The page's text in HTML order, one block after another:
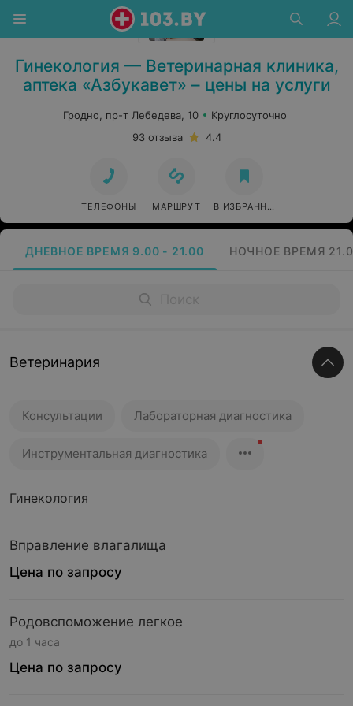
Гинекология — Ветеринарная клиника,
аптека «Азбукавет» – цены на услуги
Гродно, пр-т Лебедева, 10
Круглосуточно
93 отзыва
4.4
ТЕЛЕФОНЫ МАРШРУТ В ИЗБРАННОЕ
ДНЕВНОЕ ВРЕМЯ 9.00 - 21.00 НОЧНОЕ ВРЕМЯ
Ветеринария
Консультации Лабораторная диагностика
Инструментальная диагностика
Гинекология
Вправление влагалища
Цена по запросу
Родовспоможение легкое
до 1 часа
Цена по запросу